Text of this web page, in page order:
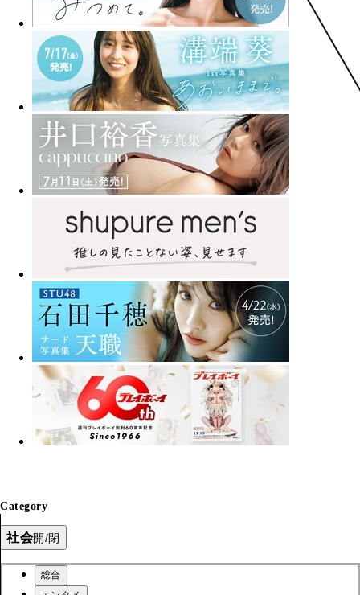
Category
社会開/閉
総合